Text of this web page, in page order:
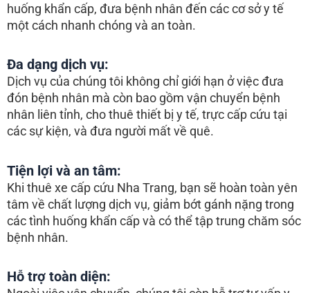
huống khẩn cấp, đưa bệnh nhân đến các cơ sở y tế
một cách nhanh chóng và an toàn.
Đa dạng dịch vụ:
Dịch vụ của chúng tôi không chỉ giới hạn ở việc đưa
đón bệnh nhân mà còn bao gồm vận chuyển bệnh
nhân liên tỉnh, cho thuê thiết bị y tế, trực cấp cứu tại
các sự kiện, và đưa người mất về quê.
Tiện lợi và an tâm:
Khi thuê xe cấp cứu Nha Trang, bạn sẽ hoàn toàn yên
tâm về chất lượng dịch vụ, giảm bớt gánh nặng trong
các tình huống khẩn cấp và có thể tập trung chăm sóc
bệnh nhân.
Hỗ trợ toàn diện: